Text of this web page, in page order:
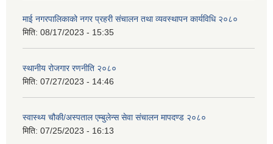
माई नगरपालिकाको नगर प्रहरी संचालन तथा व्यवस्थापन कार्यविधि २०८०
मिति: 08/17/2023 - 15:35
स्थानीय रोजगार रणनीति २०८०
मिति: 07/27/2023 - 14:46
स्वास्थ्य चौकी/अस्पताल एम्बुलेन्स सेवा संचालन मापदण्ड २०८०
मिति: 07/25/2023 - 16:13